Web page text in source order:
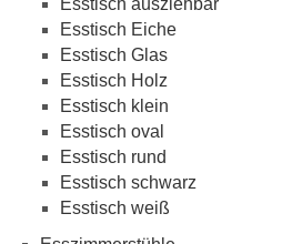
Esstisch Eiche
Esstisch Glas
Esstisch Holz
Esstisch klein
Esstisch oval
Esstisch rund
Esstisch schwarz
Esstisch weiß